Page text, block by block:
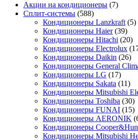
Акции на кондиционеры (7)
Сплит-системы (588)
Кондиционеры Lanzkraft (5)
Кондиционеры Haier (39)
Кондиционеры Hitachi (20)
Кондиционеры Electrolux
Кондиционеры Daikin (26)
Кондиционеры General
Кондиционеры LG (17)
Кондиционеры Sakata (11)
Кондиционеры Mitsubishi
Кондиционеры Toshiba (30)
Кондиционеры FUNAI (15)
Кондиционеры AERONIK
Кондиционеры
Кондиционеры Mitsubishi